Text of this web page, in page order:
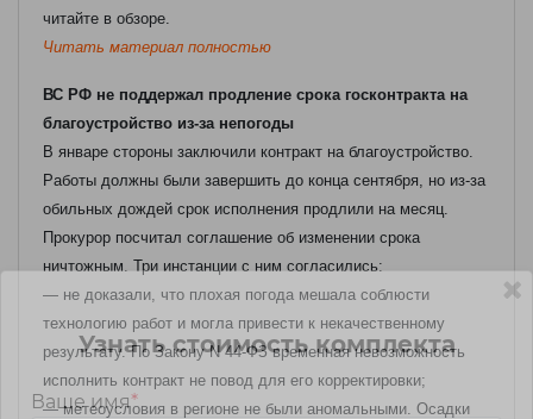
читайте в обзоре.
Читать материал полностью
ВС РФ не поддержал продление срока госконтракта на
благоустройство из-за непогоды
В январе стороны заключили контракт на благоустройство.
Работы должны были завершить до конца сентября, но из-за
обильных дождей срок исполнения продлили на месяц.
Прокурор посчитал соглашение об изменении срока
ничтожным. Три инстанции с ним согласились:
— не доказали, что плохая погода мешала соблюсти
технологию работ и могла привести к некачественному
результату. По Закону N 44-ФЗ временная невозможность
исполнить контракт не повод для его корректировки;
— метеоусловия в регионе не были аномальными. Осадки
Узнать стоимость комплекта
Ваше имя*